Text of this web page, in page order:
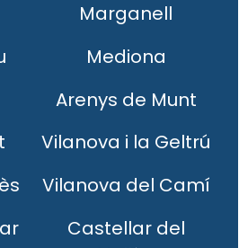
Marganell
Mediona
Arenys de Munt
Vilanova i la Geltrú
Vilanova del Camí
Castellar del